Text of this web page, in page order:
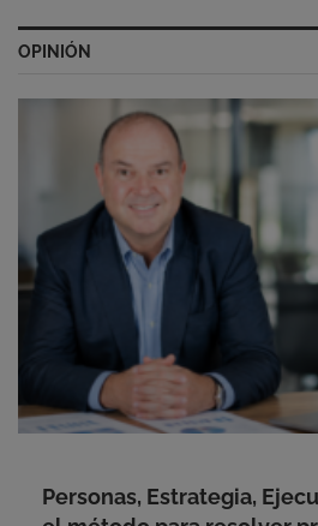
OPINIÓN
Personas, Estrategia,